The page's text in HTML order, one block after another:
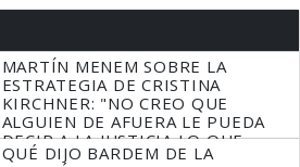
MARTÍN MENEM SOBRE LA
ESTRATEGIA DE CRISTINA
KIRCHNER: "NO CREO QUE
ALGUIEN DE AFUERA LE PUEDA
DECIR A LA JUSTICIA LO QUE
TIENE QUE HACER"
QUÉ DIJO BARDEM DE LA